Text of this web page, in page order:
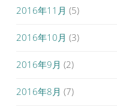
2016年11月 (5)
2016年10月 (3)
2016年9月 (2)
2016年8月 (7)